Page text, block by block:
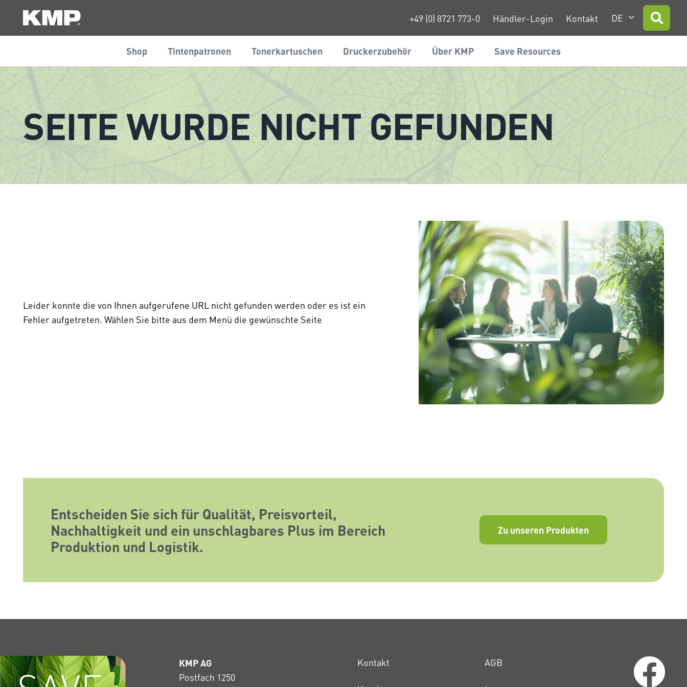
+49 (0) 8721 773-0 Händler-Login Kontakt DE
Shop Tintenpatronen Tonerkartuschen Druckerzubehör Über KMP Save Resources
SEITE WURDE NICHT GEFUNDEN
Leider konnte die von Ihnen aufgerufene URL nicht gefunden werden oder es ist ein
Fehler aufgetreten. Wählen Sie bitte aus dem Menü die gewünschte Seite
Entscheiden Sie sich für Qualität, Preisvorteil,
Nachhaltigkeit und ein unschlagbares Plus im Bereich
Produktion und Logistik.
Zu unseren Produkten
KMP AG
Postfach 1250
Kontakt AGB